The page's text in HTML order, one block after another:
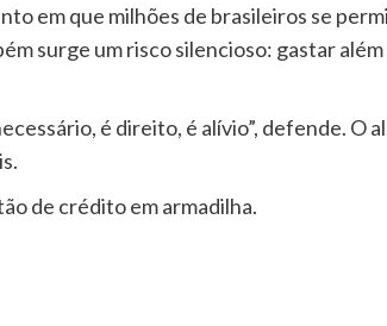
em que milhões de brasileiros se
surge um risco silencioso: gastar
é direito, é alívio”, defende. O
de crédito em armadilha.